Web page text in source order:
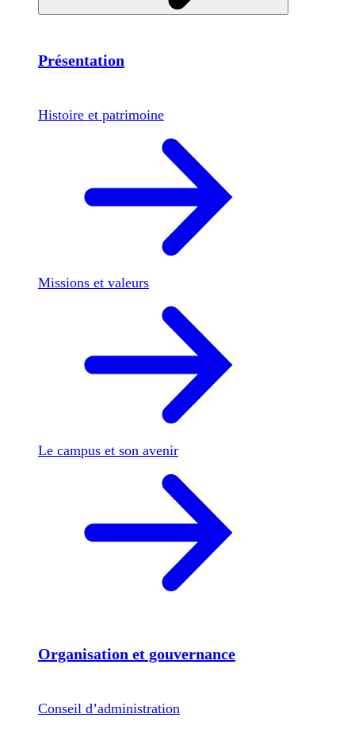
Présentation
Histoire et patrimoine
Missions et valeurs
Le campus et son avenir
Organisation et gouvernance
Conseil d’administration